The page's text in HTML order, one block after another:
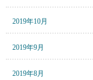
2019年10月
2019年9月
2019年8月